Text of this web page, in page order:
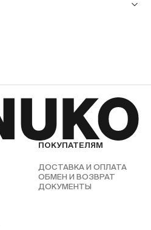
ПОКУПАТЕЛЯМ
ДОСТАВКА И ОПЛАТА
ОБМЕН И ВОЗВРАТ
ДОКУМЕНТЫ